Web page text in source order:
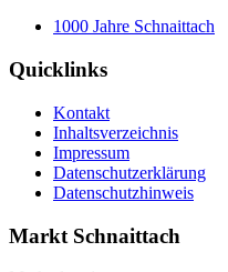
1000 Jahre Schnaittach
Quicklinks
Kontakt
Inhaltsverzeichnis
Impressum
Datenschutzerklärung
Datenschutzhinweis
Markt Schnaittach